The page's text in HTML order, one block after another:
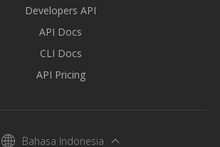
Developers API
API Docs
CLI Docs
API Pricing
Bahasa Indonesia